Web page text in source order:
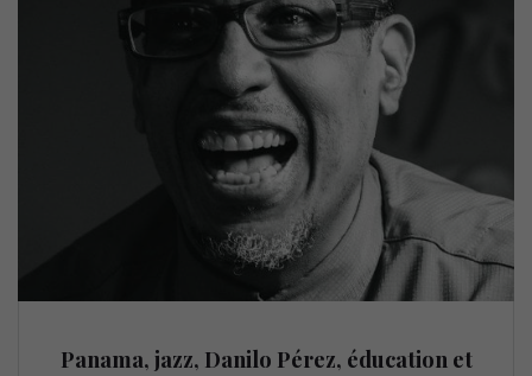
Panama, jazz, Danilo Pérez, éducation et